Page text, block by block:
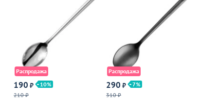
Распродажа
190 ₽
10
210 ₽
Распродажа
290 ₽
7
310 ₽